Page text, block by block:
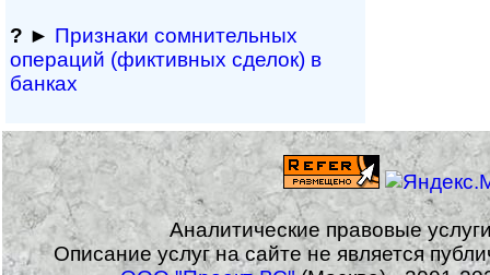
? ► Признаки сомнитель­ных
операций (фиктивных сделок) в
банках
Аналитические правовые
Описание услуг на сайте не является